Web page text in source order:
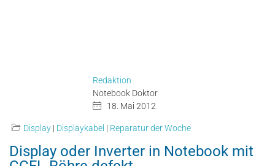
Notebook Doktor
18. Mai 2012
Display oder Inverter in Notebook mit
CCFL-Röhre defekt